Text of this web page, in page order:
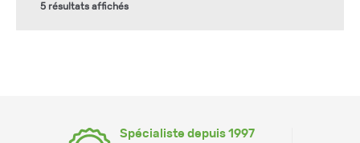
5 résultats affichés
Spécialiste depuis 1997